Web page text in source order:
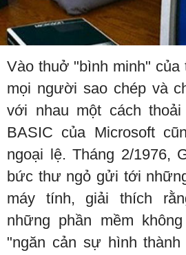
Vào thuở "bình minh" của
mọi người sao chép và
với nhau một cách
BASIC của Microsoft
ngoại lệ. Tháng 2/1976,
bức thư ngỏ gửi tới
máy tính, giải thích
những phần mềm
"ngăn cản sự hình